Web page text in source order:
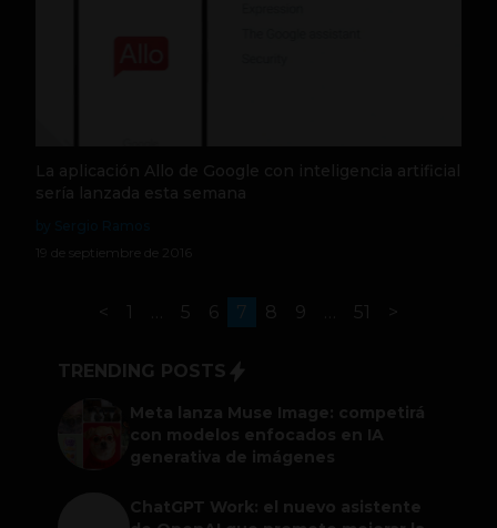
La aplicación Allo de Google con inteligencia artificial
sería lanzada esta semana
19 de septiembre de 2016
1 5 6 7 8 9 51
TRENDING POSTS
Meta lanza Muse Image: competirá
con modelos enfocados en IA
generativa de imágenes
ChatGPT Work: el nuevo asistente